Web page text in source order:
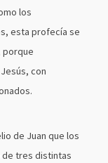
los
esta profecía se
porque
con
de Juan que los
tres distintas